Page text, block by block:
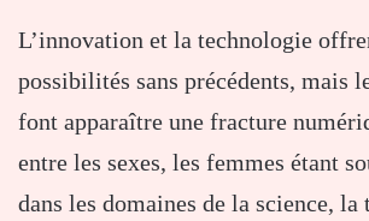
L’innovation et la technologie
possibilités sans précédents, mais
font apparaître une fracture
entre les sexes, les femmes étant
dans les domaines de la science, la